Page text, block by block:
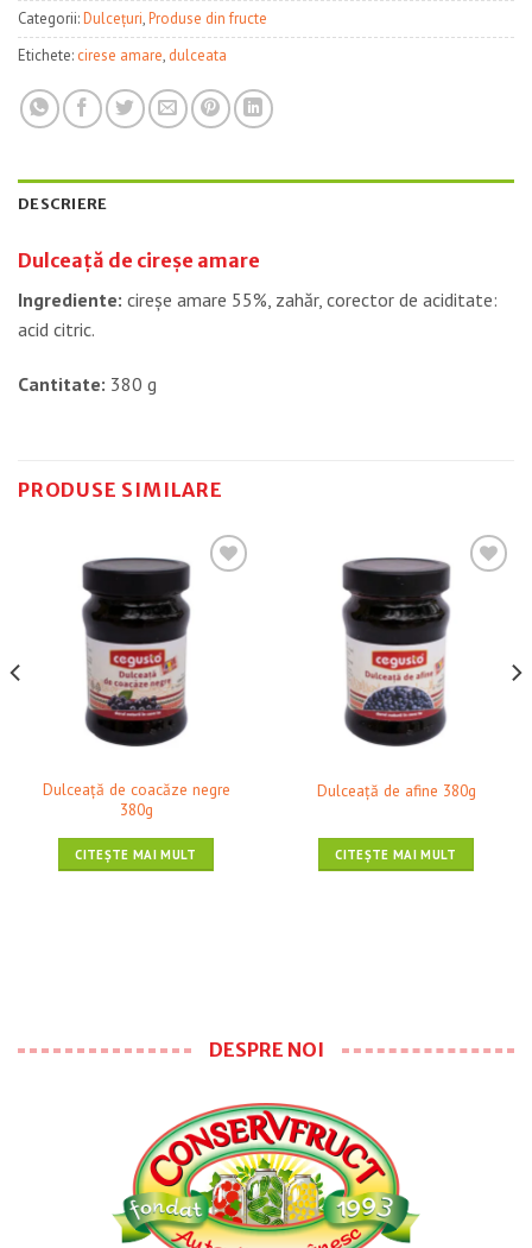
Categorii:Dulcețuri,Produse din fructe
Etichete: cirese amare, dulceata
DESCRIERE
Dulceaţă de cireşe amare
Ingrediente: cireșe amare 55%, zahăr, corector de aciditate:
acid citric.
Cantitate: 380 g
PRODUSE SIMILARE
❤ Pune în Wishlist
Dulceaţă de coacăze negre
380g
CITEȘTE MAI MULT
❤ Pune în Wishlist
Dulceaţă de afine 380g
CITEȘTE MAI MULT
DESPRE NOI